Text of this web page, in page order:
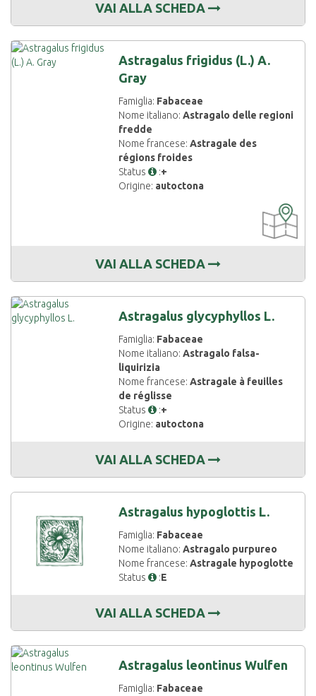
VAI ALLA SCHEDA
Astragalus frigidus (L.) A.
Gray
Famiglia: Fabaceae
Nome italiano:Astragalo delle regioni
fredde
Nome francese:Astragale des
régions froides
Status
:+
Origine: autoctona
DISPONIBILE
VAI ALLA SCHEDA
Astragalus glycyphyllos L.
Famiglia: Fabaceae
Nome italiano:Astragalo falsa-
liquirizia
Nome francese:Astragale à feuilles
de réglisse
Status
:+
Origine: autoctona
VAI ALLA SCHEDA
Astragalus hypoglottis L.
Famiglia: Fabaceae
Nome italiano:Astragalo purpureo
Nome francese:Astragale hypoglotte
Status
:E
VAI ALLA SCHEDA
Astragalus leontinus Wulfen
Famiglia: Fabaceae